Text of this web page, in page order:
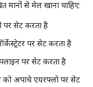
मानों से मेल खाना चाहिए:
सेट करता है
पर सेट करता है
पर सेट करता है
को अपाचे एयरफ्लो पर सेट